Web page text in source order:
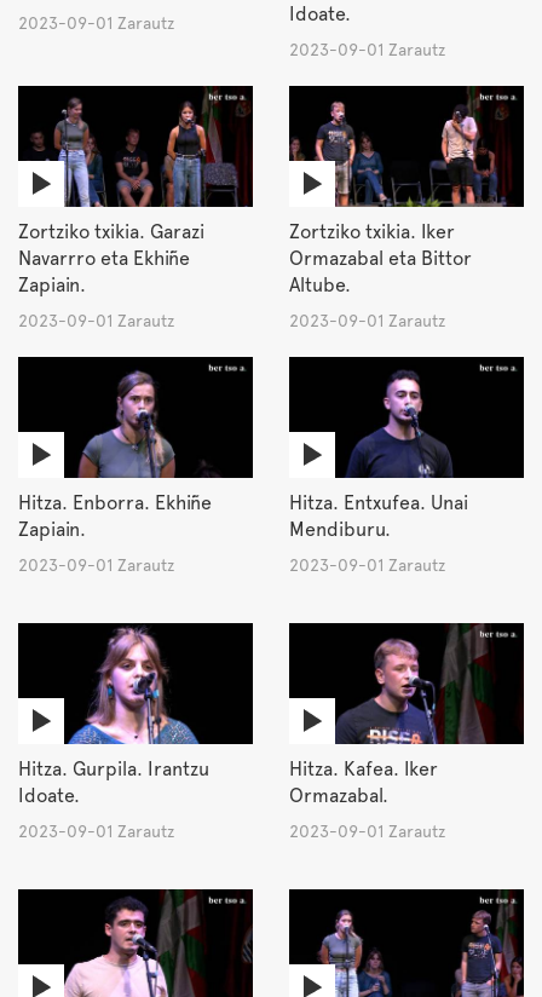
2023-09-01 Zarautz
Idoate.
2023-09-01 Zarautz
Zortziko txikia. Garazi
Navarrro eta Ekhiñe
Zapiain.
2023-09-01 Zarautz
Zortziko txikia. Iker
Ormazabal eta Bittor
Altube.
2023-09-01 Zarautz
Hitza. Enborra. Ekhiñe
Zapiain.
2023-09-01 Zarautz
Hitza. Entxufea. Unai
Mendiburu.
2023-09-01 Zarautz
Hitza. Gurpila. Irantzu
Idoate.
2023-09-01 Zarautz
Hitza. Kafea. Iker
Ormazabal.
2023-09-01 Zarautz